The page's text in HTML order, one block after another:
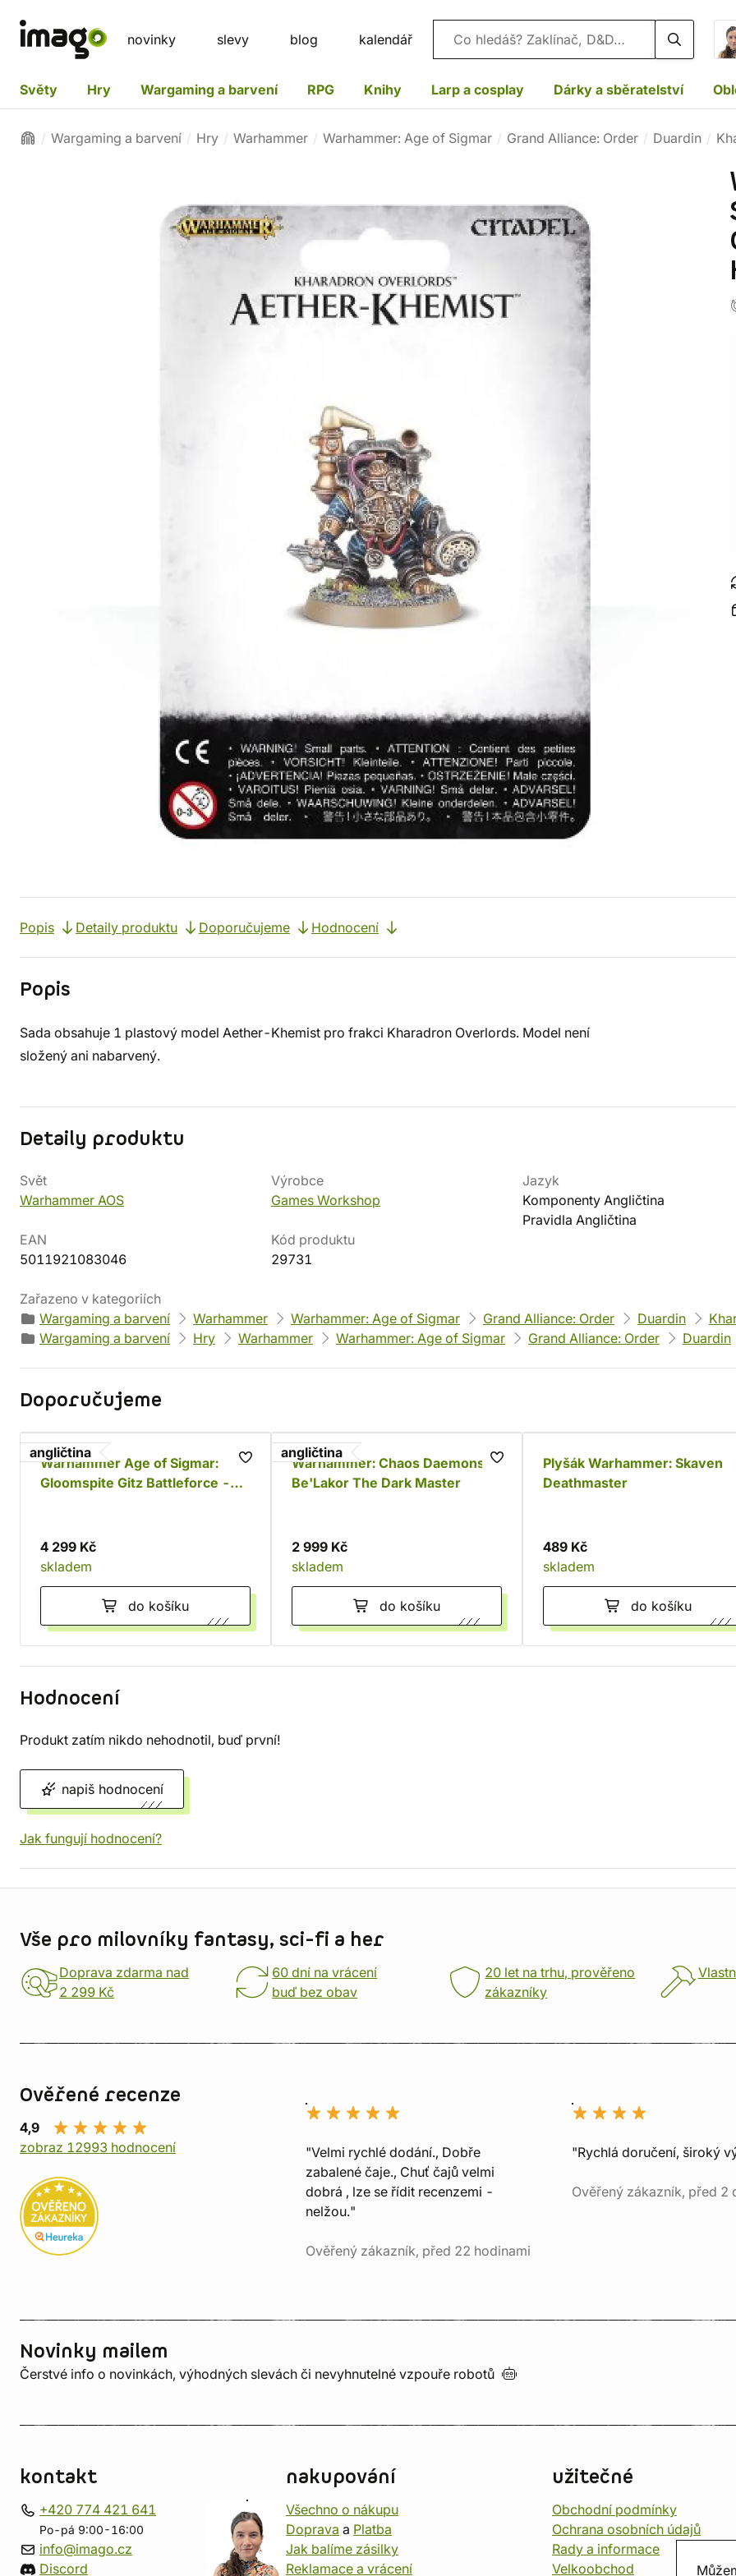
novinky slevy blog kalendář Vyhledávání
Světy Hry Wargaming a barvení RPG Knihy Larp a cosplay Dárky a sběratelství
Wargaming a barvení Hry Warhammer Warhammer: Age of Sigmar Grand Alliance: Order Duardin
Popis Detaily produktu Doporučujeme Hodnocení
Popis
Sada obsahuje 1 plastový model Aether-Khemist pro frakci Kharadron Overlords. Model není
složený ani nabarvený.
Detaily produktu
Svět
Warhammer AOS
Výrobce
Games Workshop
Jazyk
Komponenty Angličtina
Pravidla Angličtina
EAN
5011921083046
Kód produktu
29731
Zařazeno v kategoriích
Wargaming a barvení
Warhammer Warhammer: Age of Sigmar Grand Alliance: Order Duardin
Wargaming a barvení
Hry Warhammer Warhammer: Age of Sigmar Grand Alliance: Order Duardin
Doporučujeme
angličtina
Warhammer Age of Sigmar:
Gloomspite Gitz Battleforce -
4 299 Kč
skladem
do košíku
angličtina
Warhammer: Chaos Daemons
Be'Lakor The Dark Master
2 999 Kč
skladem
do košíku
Plyšák Warhammer: Skaven
Deathmaster
489 Kč
skladem
do košíku
Hodnocení
Produkt zatím nikdo nehodnotil, buď první!
napiš hodnocení
Jak fungují hodnocení?
Vše pro milovníky fantasy, sci-fi a her
Doprava zdarma nad
2 299 Kč
60 dní na vrácení
buď bez obav
20 let na trhu, prověřeno
zákazníky
Ověřené recenze
4,9
zobraz 12993 hodnocení
"Velmi rychlé dodání., Dobře
zabalené čaje., Chuť čajů velmi
dobrá , lze se řídit recenzemi -
nelžou."
Ověřený zákazník, před 22 hodinami
"Rychlá doručení, široký
Ověřený zákazník, před 2
Novinky mailem
Čerstvé info o novinkách, výhodných slevách či nevyhnutelné vzpouře robotů
kontakt
+420 774 421 641
Po-pá 9:00-16:00
info@imago.cz
Discord
nakupování
Všechno o nákupu
Doprava a Platba
Jak balíme zásilky
Reklamace a vrácení
užitečné
Obchodní podmínky
Ochrana osobních údajů
Rady a informace
Velkoobchod